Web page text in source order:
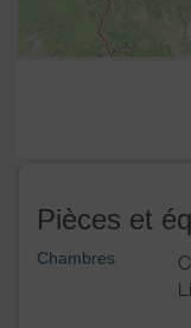
Pièces et
Chambres